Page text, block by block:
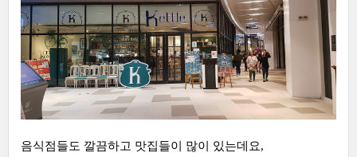
음식점들도 깔끔하고 맛집들이 많이 있는데요,